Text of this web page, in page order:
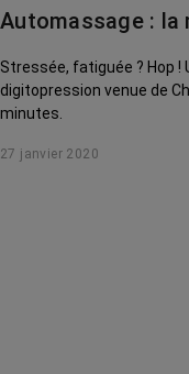
Automassage : la
Stressée, fatiguée ? Hop !
digitopression venue de
minutes.
27 janvier 2020